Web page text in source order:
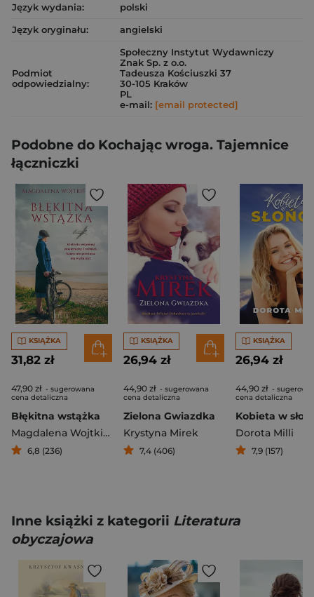
Język wydania:
polski
Język oryginału:
angielski
Podmiot
odpowiedzialny:
Społeczny Instytut Wydawniczy
Znak Sp. z o.o.
Tadeusza Kościuszki 37
30-105 Kraków
PL
e-mail: [email protected]
Podobne do Kochając wroga. Tajemnice
łączniczki
KSIĄŻKA
31,82 zł
47,90 zł - sugerowana
cena detaliczna
Błękitna wstążka
Magdalena Wojtkiewicz
6,8 (236)
KSIĄŻKA
26,94 zł
44,90 zł - sugerowana
cena detaliczna
Zielona Gwiazdka
Krystyna Mirek
7,4 (406)
KSIĄŻKA
26,94 zł
44,90 zł -
cena detaliczna
Kobieta w
Dorota Milli
7,9 (157)
Inne książki z kategorii Literatura
obyczajowa